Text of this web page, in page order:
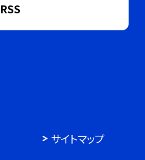
RSS
サイトマップ